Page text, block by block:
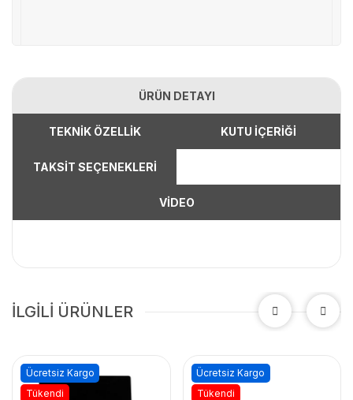
ÜRÜN DETAYI
TEKNİK ÖZELLİK KUTU İÇERİĞİ
TAKSİT SEÇENEKLERİ
VİDEO
İLGİLİ ÜRÜNLER
Ücretsiz Kargo
Tükendi
Ücretsiz Kargo
Tükendi